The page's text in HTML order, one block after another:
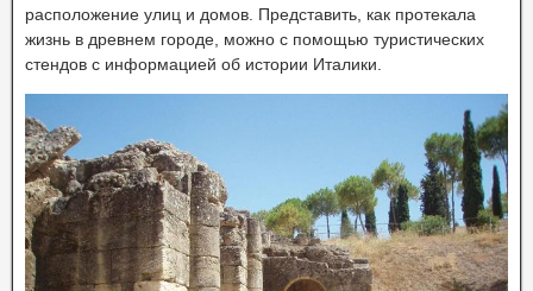
расположение улиц и домов. Представить, как протекала
жизнь в древнем городе, можно с помощью туристических
стендов с информацией об истории Италики.